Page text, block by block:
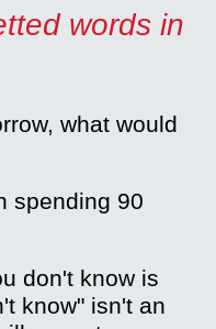
words in
what would
spending 90
don't know is
know" isn't an